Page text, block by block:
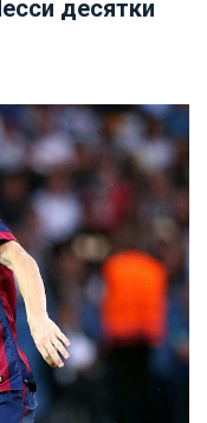
десятки